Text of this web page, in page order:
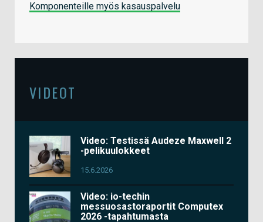
Komponenteille myös kasauspalvelu
VIDEOT
Video: Testissä Audeze Maxwell 2
-pelikuulokkeet
15.6.2026
Video: io-techin
messuosastoraportit Computex
2026 -tapahtumasta